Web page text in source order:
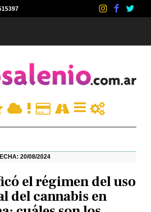
20/08/2024
el régimen del uso
del cannabis en